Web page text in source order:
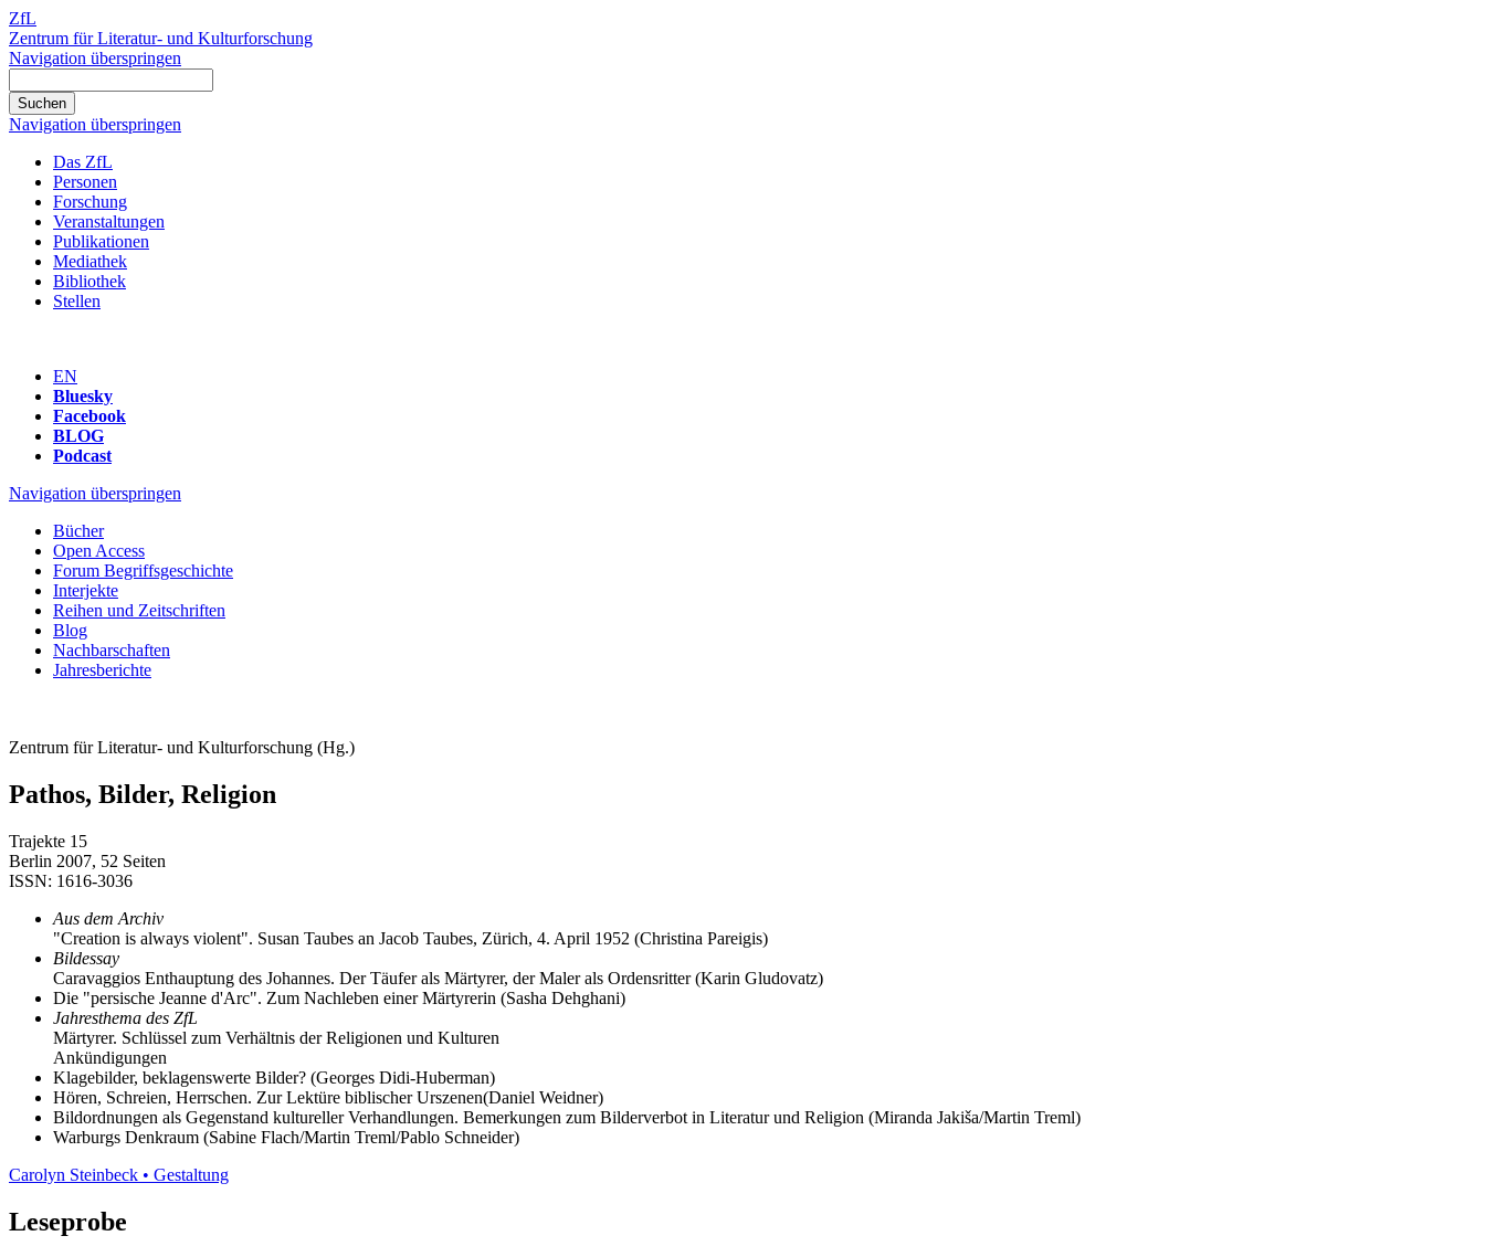
ZfL
Zentrum für Literatur- und Kulturforschung
Navigation überspringen
Navigation überspringen
Das ZfL
Personen
Forschung
Veranstaltungen
Publikationen
Mediathek
Bibliothek
Stellen
EN
Bluesky
Facebook
BLOG
Podcast
Navigation überspringen
Bücher
Open Access
Forum Begriffsgeschichte
Interjekte
Reihen und Zeitschriften
Blog
Nachbarschaften
Jahresberichte
Zentrum für Literatur- und Kulturforschung (Hg.)
Pathos, Bilder, Religion
Trajekte 15
Berlin 2007, 52 Seiten
ISSN: 1616-3036
Aus dem Archiv
"Creation is always violent". Susan Taubes an Jacob Taubes, Zürich, 4. April 1952 (Christina Pareigis)
Bildessay
Caravaggios Enthauptung des Johannes. Der Täufer als Märtyrer, der Maler als Ordensritter (Karin Gludovatz)
Die "persische Jeanne d'Arc". Zum Nachleben einer Märtyrerin (Sasha Dehghani)
Jahresthema des ZfL
Märtyrer. Schlüssel zum Verhältnis der Religionen und Kulturen
Ankündigungen
Klagebilder, beklagenswerte Bilder? (Georges Didi-Huberman)
Hören, Schreien, Herrschen. Zur Lektüre biblischer Urszenen(Daniel Weidner)
Bildordnungen als Gegenstand kultureller Verhandlungen. Bemerkungen zum Bilderverbot in Literatur und Religion (Miranda Jakiša/Martin Treml)
Warburgs Denkraum (Sabine Flach/Martin Treml/Pablo Schneider)
Carolyn Steinbeck • Gestaltung
Leseprobe